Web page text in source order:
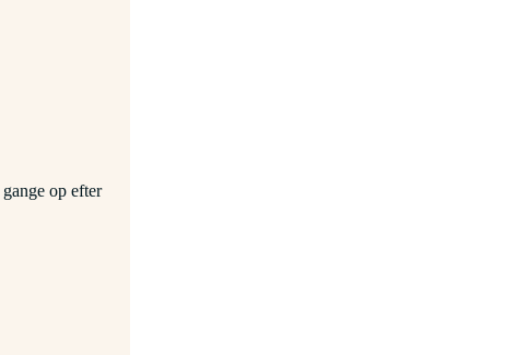
op efter